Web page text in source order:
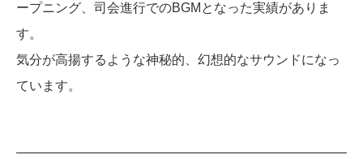
ープニング、司会進行でのBGMとなった実績がありま
す。
気分が高揚するような神秘的、幻想的なサウンドになっ
ています。